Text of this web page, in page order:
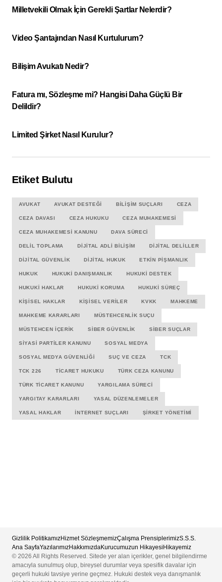
Milletvekili Olmak İçin Gerekli Şartlar Nelerdir?
Video Şantajından Nasıl Kurtulurum?
Bilişim Avukatı Nedir?
Fatura mı, Sözleşme mi? Hangisi Daha Güçlü Bir
Delildir?
Limited Şirket Nasıl Kurulur?
Etiket Bulutu
AVUKAT AVUKAT DESTEĞI BILIŞIM SUÇLARI CEZA
CEZA DAVASI CEZA HUKUKU CEZA MUHAKEMESI
CEZA MUHAKEMESI KANUNU DAVA SÜRECI
DELIL TOPLAMA DIJITAL ADLI BILIŞIM DIJITAL DELILLER
DIJITAL GÜVENLIK DIJITAL HUKUK ETKIN PIŞMANLIK
HUKUK HUKUKI DANIŞMANLIK HUKUKI DESTEK
HUKUKI HAKLAR HUKUKI KORUMA HUKUKI SÜREÇ
KIŞISEL HAKLAR KIŞISEL VERILER KVKK MAHKEME
MAHKEME KARARLARI MÜSTEHCENLIK SUÇU
MÜSTEHCEN İÇERIK SIBER GÜVENLIK SIBER SUÇLAR
SIYASI PARTILER KANUNU SOSYAL MEDYA
SOSYAL MEDYA GÜVENLIĞI SUÇ VE CEZA TCK
TCK 226 TICARET HUKUKU TÜRK CEZA KANUNU
TÜRK TICARET KANUNU YARGILAMA SÜRECI
YARGITAY KARARLARI YASAL DÜZENLEMELER
YASAL HAKLAR İNTERNET SUÇLARI ŞIRKET YÖNETIMI
Gizlilik PolitikamızHizmet SözleşmemizÇalışma PrensiplerimizS.S.S.
Ana SayfaYazılarımızHakkımızdaKurucumuzun Hikayesi Hikayemiz
© 2026 All Rights Reserved. Sitede yer alan içerikler, genel bilgilendirme
amacıyla sunulmuş olup, bireysel durumlar veya spesifik davalar için
geçerli hukuki tavsiye yerine geçmez. Hukuki destek veya danışmanlık